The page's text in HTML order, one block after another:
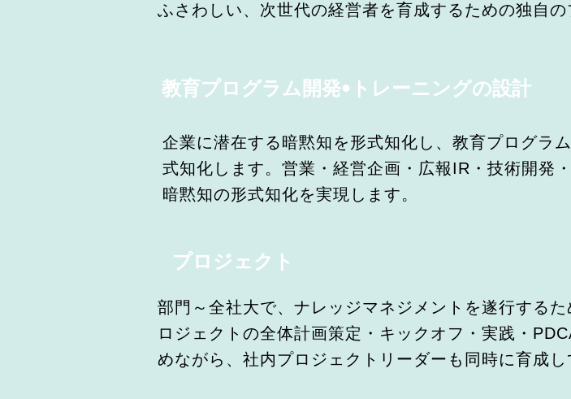
ふさわしい、次世代の経営者を育成するための独自の
教育プログラム開発•トレーニングの設計
企業に潜在する暗黙知を形式知化し、教育プログラ
式知化します。営業・経営企画・広報IR・技術開発
暗黙知の形式知化を実現します。
プロジェクト
部門～全社大で、ナレッジマネジメントを遂行する
ロジェクトの全体計画策定・キックオフ・実践・
めながら、社内プロジェクトリーダーも同時に育成し